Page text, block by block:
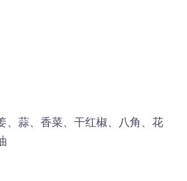
、蒜、香菜、干红椒、八角、花